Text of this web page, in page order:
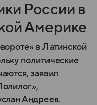
России в
Америке
в Латинской
политические
заявил
Андреев.